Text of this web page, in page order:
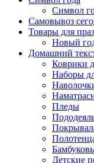
Символ
Самовывоз
Товары для
Новый
Домашний
Коврики
Наборы
Пледы
Детские